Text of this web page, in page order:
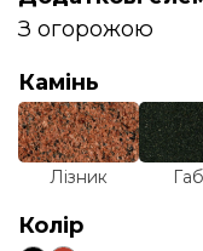
З огорожою
Камінь
Лізник
Колір